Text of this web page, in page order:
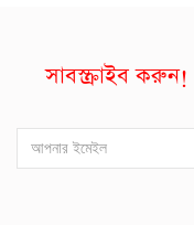
সাবস্ক্রাইব করুন!